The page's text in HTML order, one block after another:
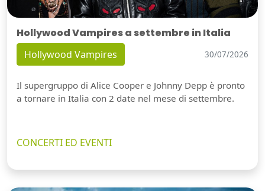
Hollywood Vampires a settembre in Italia
Hollywood Vampires 30/07/2026
Il supergruppo di Alice Cooper e Johnny Depp è pronto
a tornare in Italia con 2 date nel mese di settembre.
CONCERTI ED EVENTI